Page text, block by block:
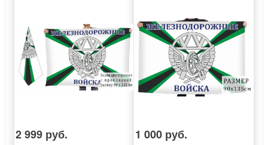
2 999 руб. 1 000 руб.